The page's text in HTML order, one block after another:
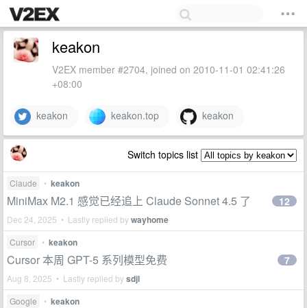
keakon
V2EX member #2704, joined on 2010-11-01 02:41:26
+08:00
keakon keakon.top keakon
Switch topics list
Claude • keakon
MiniMax M2.1 感觉已经追上 Claude Sonnet 4.5 了
Dec 24, 2025 • Lastly replied bywayhome
12
Cursor • keakon
Cursor 本周 GPT-5 系列模型免费
Aug 8, 2025 • Lastly replied bysdjl
7
Google • keakon